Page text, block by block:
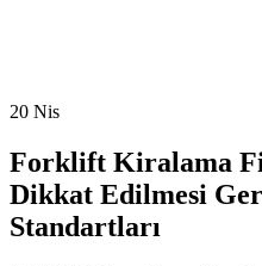
20 Nis
Forklift Kiralama
Dikkat Edilmesi
Standartları